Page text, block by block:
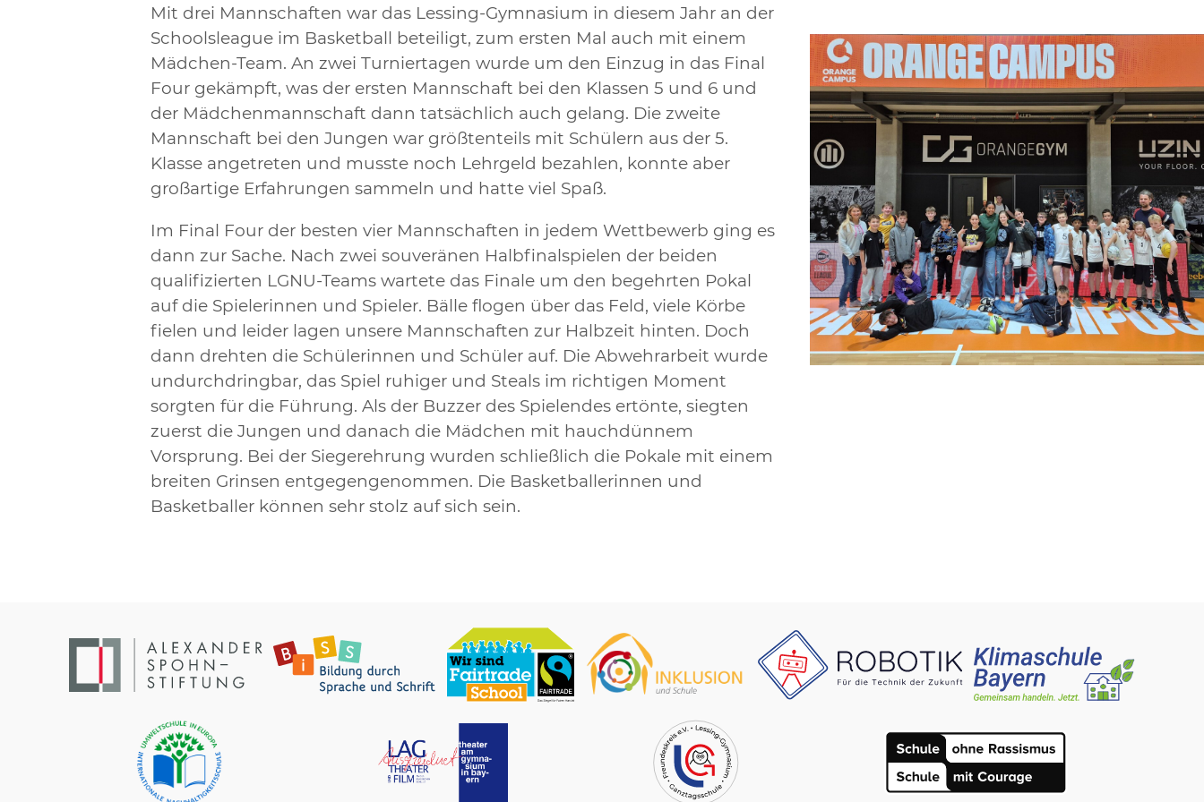
Mit drei Mannschaften war das Lessing-Gymnasium in diesem Jahr an der
Schoolsleague im Basketball beteiligt, zum ersten Mal auch mit einem
Mädchen-Team. An zwei Turniertagen wurde um den Einzug in das Final
Four gekämpft, was der ersten Mannschaft bei den Klassen 5 und 6 und
der Mädchenmannschaft dann tatsächlich auch gelang. Die zweite
Mannschaft bei den Jungen war größtenteils mit Schülern aus der 5.
Klasse angetreten und musste noch Lehrgeld bezahlen, konnte aber
großartige Erfahrungen sammeln und hatte viel Spaß.
Im Final Four der besten vier Mannschaften in jedem Wettbewerb ging es
dann zur Sache. Nach zwei souveränen Halbfinalspielen der beiden
qualifizierten LGNU-Teams wartete das Finale um den begehrten Pokal
auf die Spielerinnen und Spieler. Bälle flogen über das Feld, viele Körbe
fielen und leider lagen unsere Mannschaften zur Halbzeit hinten. Doch
dann drehten die Schülerinnen und Schüler auf. Die Abwehrarbeit wurde
undurchdringbar, das Spiel ruhiger und Steals im richtigen Moment
sorgten für die Führung. Als der Buzzer des Spielendes ertönte, siegten
zuerst die Jungen und danach die Mädchen mit hauchdünnem
Vorsprung. Bei der Siegerehrung wurden schließlich die Pokale mit einem
breiten Grinsen entgegengenommen. Die Basketballerinnen und
Basketballer können sehr stolz auf sich sein.